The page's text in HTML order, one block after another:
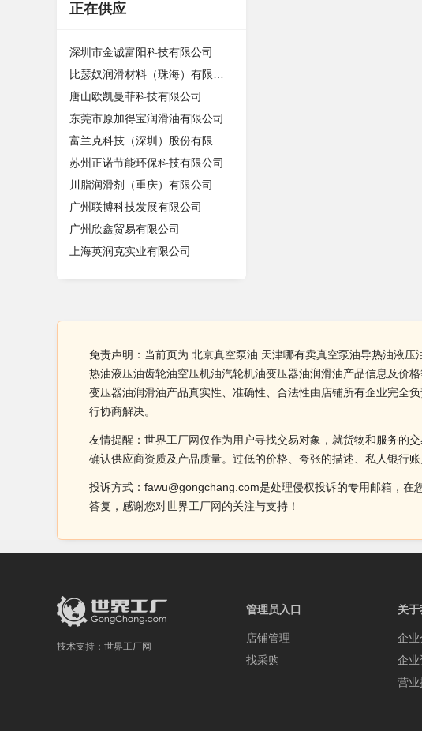
正在供应
深圳市金诚富阳科技有限公司
唐山欧凯曼菲科技有限公司
东莞市原加得宝润滑油有限公司
苏州正诺节能环保科技有限公司
川脂润滑剂（重庆）有限公司
广州联博科技发展有限公司
广州欣鑫贸易有限公司
上海英润克实业有限公司
免责声明：当前页为 北京真空泵油 天津哪有卖真空泵油导热油液
热油液压油齿轮油空压机油汽轮机油变压器油润滑油产品信息及价
变压器油润滑油产品真实性、准确性、合法性由店铺所有企业完全
行协商解决。
友情提醒：世界工厂网仅作为用户寻找交易对象，就货物和服务的
确认供应商资质及产品质量。过低的价格、夸张的描述、私人银行
投诉方式：fawu@gongchang.com是处理侵权投诉的专用邮箱，
答复，感谢您对世界工厂网的关注与支持！
技术支持： 世界工厂网
管理员入口
店铺管理
找采购
关于
企业
企业
营业